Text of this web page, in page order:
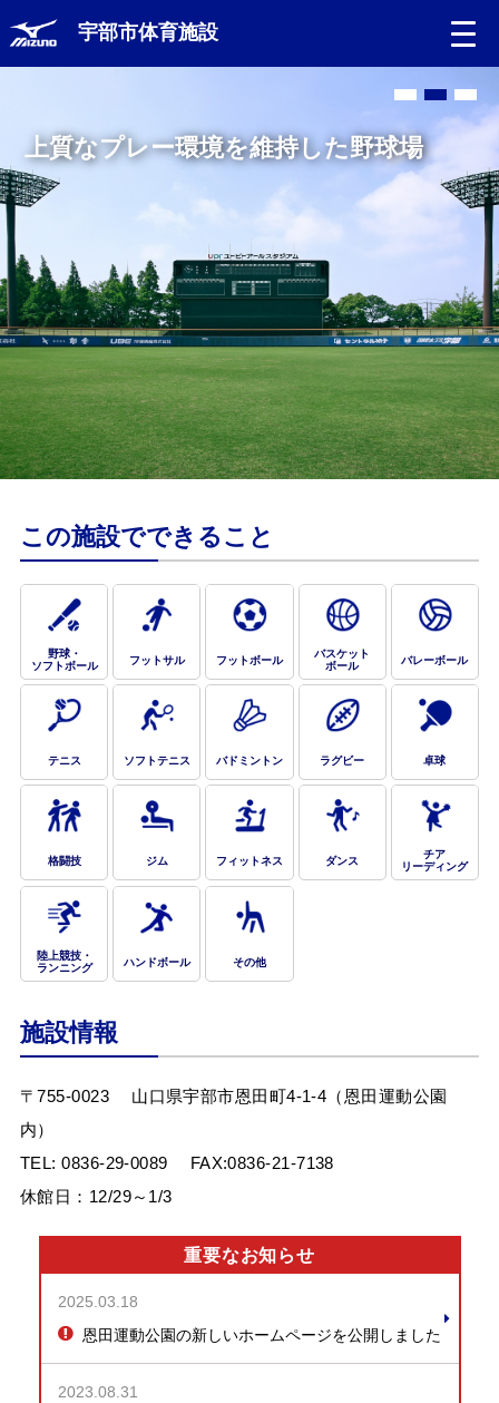
宇部市体育施設
上質なプレー環境を維持した野球場
初心者からトーナメントレベルまで対応
する
テニス教室も開催
この施設でできること
野球・
ソフトボール
フットサル フットボール
バスケット
ボール
バレーボール
テニス ソフトテニス バドミントン ラグビー 卓球
格闘技 ジム フィットネス ダンス
チア
リーディング
陸上競技・
ランニング
ハンドボール その他
施設情報
〒755-0023
山口県宇部市恩田町4-1-4（恩田運動公園
内）
TEL:0836-29-0089
FAX:0836-21-7138
休館日：12/29～1/3
重要なお知らせ
2025.03.18
恩田運動公園の新しいホームページを公開しました
2023.08.31